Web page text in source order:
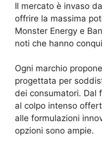
Il mercato è invaso
offrire la massima
Monster Energy e
noti che hanno
Ogni marchio
progettata per
dei consumatori. Dal
al colpo intenso
alle formulazioni
opzioni sono ampie.